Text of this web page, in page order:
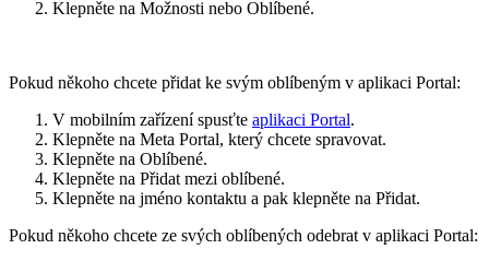
Klepněte na Možnosti nebo Oblíbené.
Pokud někoho chcete přidat ke svým oblíbeným v aplikaci Portal:
V mobilním zařízení spusťte aplikaci Portal.
Klepněte na Meta Portal, který chcete spravovat.
Klepněte na Oblíbené.
Klepněte na Přidat mezi oblíbené.
Klepněte na jméno kontaktu a pak klepněte na Přidat.
Pokud někoho chcete ze svých oblíbených odebrat v aplikaci Portal: